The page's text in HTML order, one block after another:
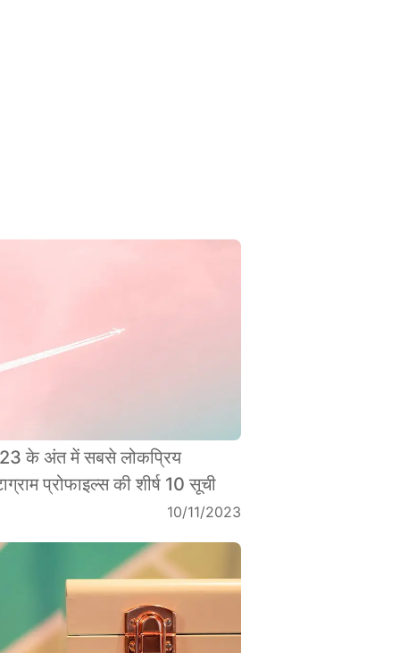
के अंत में सबसे लोकप्रिय
प्रोफाइल्स की शीर्ष 10 सूची
10/11/2023